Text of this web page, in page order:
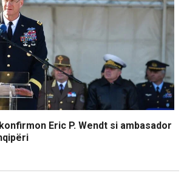
Eric P. Wendt si ambasador